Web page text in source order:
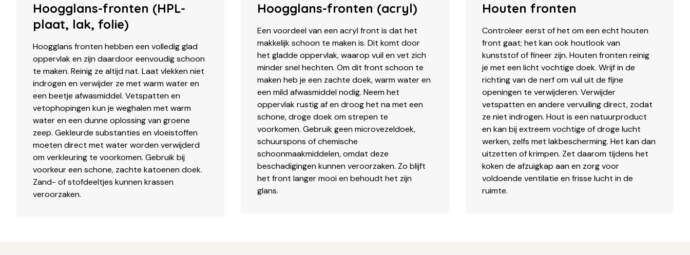
Hoogglans-fronten (HPL-
plaat, lak, folie)
Hoogglans fronten hebben een volledig glad
oppervlak en zijn daardoor eenvoudig schoon
te maken. Reinig ze altijd nat. Laat vlekken niet
indrogen en verwijder ze met warm water en
een beetje afwasmiddel. Vetspatten en
vetophopingen kun je weghalen met warm
water en een dunne oplossing van groene
zeep. Gekleurde substanties en vloeistoffen
moeten direct met water worden verwijderd
om verkleuring te voorkomen. Gebruik bij
voorkeur een schone, zachte katoenen doek.
Zand- of stofdeeltjes kunnen krassen
veroorzaken.
Hoogglans-fronten (acryl)
Een voordeel van een acryl front is dat het
makkelijk schoon te maken is. Dit komt door
het gladde oppervlak, waarop vuil en vet zich
minder snel hechten. Om dit front schoon te
maken heb je een zachte doek, warm water en
een mild afwasmiddel nodig. Neem het
oppervlak rustig af en droog het na met een
schone, droge doek om strepen te
voorkomen. Gebruik geen microvezeldoek,
schuurspons of chemische
schoonmaakmiddelen, omdat deze
beschadigingen kunnen veroorzaken. Zo blijft
het front langer mooi en behoudt het zijn
glans.
Houten fronten
Controleer eerst of het om een echt houten
front gaat; het kan ook houtlook van
kunststof of fineer zijn. Houten fronten reinig
je met een licht vochtige doek. Wrijf in de
richting van de nerf om vuil uit de fijne
openingen te verwijderen. Verwijder
vetspatten en andere vervuiling direct, zodat
ze niet indrogen. Hout is een natuurproduct
en kan bij extreem vochtige of droge lucht
werken, zelfs met lakbescherming. Het kan dan
uitzetten of krimpen. Zet daarom tijdens het
koken de afzuigkap aan en zorg voor
voldoende ventilatie en frisse lucht in de
ruimte.